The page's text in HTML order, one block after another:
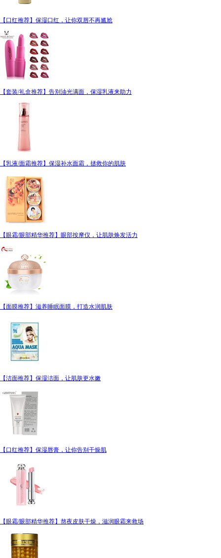
【口红推荐】保湿口红，让你双唇不再尴尬
【套装/礼盒推荐】告别油光满面，保湿乳液来助力
【乳液/面霜推荐】保湿补水面霜，拯救你的肌肤
【眼霜/眼部精华推荐】眼部按摩仪，让肌肤焕发活力
【面膜推荐】滋养睡眠面膜，打造水润肌肤
【洁面推荐】保湿洁面，让肌肤更水嫩
【口红推荐】保湿唇膏，让你告别干燥肌
【眼霜/眼部精华推荐】熬夜皮肤干燥，滋润眼霜来救场